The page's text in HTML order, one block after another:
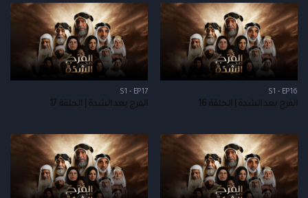
S1 - EP16
الفرج بعد الشدة | الحلقة 16
S1 - EP17
الفرج بعد الشدة | الحلقة 17